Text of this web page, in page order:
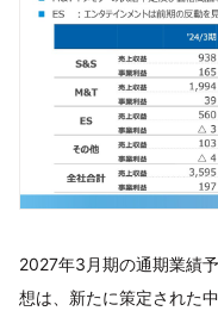
2027年3月期の通期業績
想は、新たに策定された